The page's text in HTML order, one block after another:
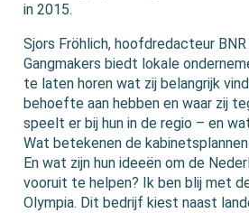
in 2015.
Sjors Fröhlich, hoofdredacteur BNR
Gangmakers biedt lokale
te laten horen wat zij belangrijk
behoefte aan hebben en waar zij
speelt er bij hun in de regio – en
Wat betekenen de
En wat zijn hun ideeën om de
vooruit te helpen? Ik ben blij met
Olympia. Dit bedrijf kiest naast